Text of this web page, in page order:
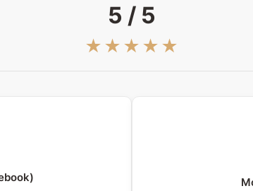
5 / 5
★★★★★